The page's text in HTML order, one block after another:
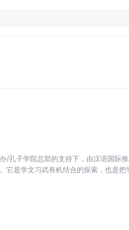
/孔子学院总部的支持下，由汉语国际
它是学文习武有机结合的探索，也